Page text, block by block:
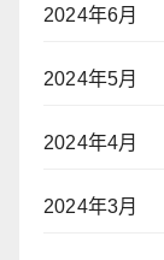
2024年6月
2024年5月
2024年4月
2024年3月